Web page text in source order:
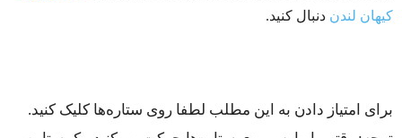
کیهان لندن دنبال کنید.
برای امتیاز دادن به این مطلب لطفا روی ستاره‌ها کلیک کنید.